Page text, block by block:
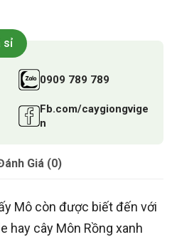
sỉ
0909 789 789
Fb.com/caygiongvige
n
Giá (0)
Mô còn được biết đến với
hay cây Môn Rồng xanh